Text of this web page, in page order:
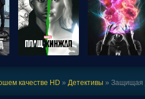
качестве HD » Детективы » Защищая